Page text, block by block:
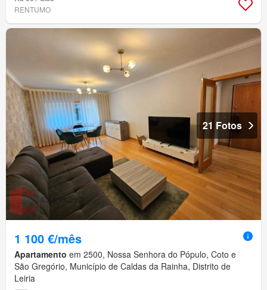
RENTUMO
21 Fotos
1 100 €/mês
Apartamento em 2500, Nossa Senhora do Pópulo, Coto e
São Gregório, Município de Caldas da Rainha, Distrito de
Leiria